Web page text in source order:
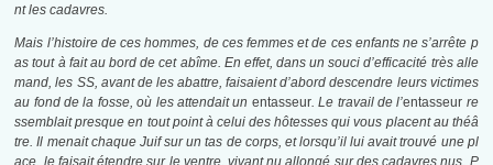
nt les cadavres.
Mais l’histoire de ces hommes, de ces femmes et de ces enfants ne s’arrête p
as tout à fait au bord de cet abîme. En effet, dans un souci d’efficacité très alle
mand, les SS, avant de les abattre, faisaient d’abord descendre leurs victimes
au fond de la fosse, où les attendait un entasseur. Le travail de l’entasseur re
ssemblait presque en tout point à celui des hôtesses qui vous placent au théâ
tre. Il menait chaque Juif sur un tas de corps, et lorsqu’il lui avait trouvé une pl
ace, le faisait étendre sur le ventre, vivant nu allongé sur des cadavres nus. P